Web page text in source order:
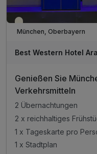
Teilweise ausgelastet
München, Oberbayern
Best Western Hotel
Genießen Sie
Verkehrsmitteln
2 Übernachtungen
2 x reichhaltiges
1 x Tageskarte pro
1 x Stadtplan